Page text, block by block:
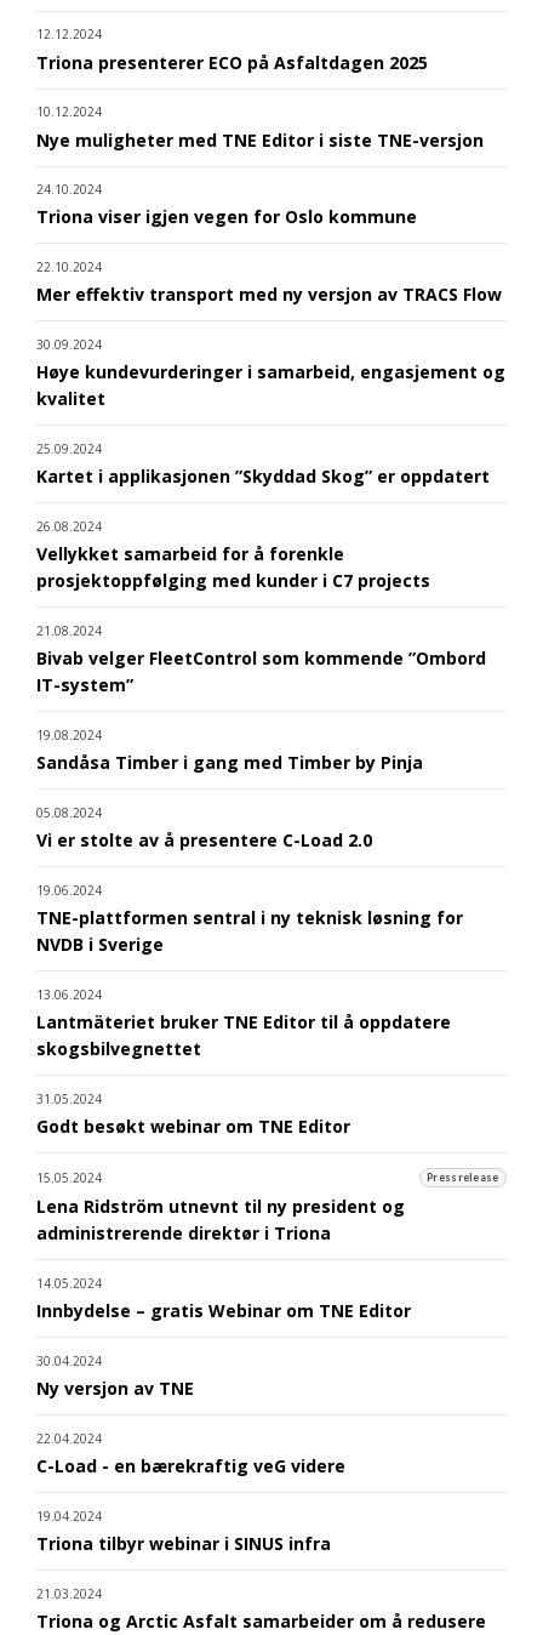
12.12.2024
Triona presenterer ECO på Asfaltdagen 2025
10.12.2024
Nye muligheter med TNE Editor i siste TNE-versjon
24.10.2024
Triona viser igjen vegen for Oslo kommune
22.10.2024
Mer effektiv transport med ny versjon av TRACS Flow
30.09.2024
Høye kundevurderinger i samarbeid, engasjement og
kvalitet
25.09.2024
Kartet i applikasjonen ”Skyddad Skog” er oppdatert
26.08.2024
Vellykket samarbeid for å forenkle
prosjektoppfølging med kunder i C7 projects
21.08.2024
Bivab velger FleetControl som kommende ”Ombord
IT-system”
19.08.2024
Sandåsa Timber i gang med Timber by Pinja
05.08.2024
Vi er stolte av å presentere C-Load 2.0
19.06.2024
TNE-plattformen sentral i ny teknisk løsning for
NVDB i Sverige
13.06.2024
Lantmäteriet bruker TNE Editor til å oppdatere
skogsbilvegnettet
31.05.2024
Godt besøkt webinar om TNE Editor
15.05.2024 Pressrelease
Lena Ridström utnevnt til ny president og
administrerende direktør i Triona
14.05.2024
Innbydelse – gratis Webinar om TNE Editor
30.04.2024
Ny versjon av TNE
22.04.2024
C-Load - en bærekraftig veG videre
19.04.2024
Triona tilbyr webinar i SINUS infra
21.03.2024
Triona og Arctic Asfalt samarbeider om å redusere